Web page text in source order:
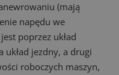
(mają
napędu we
poprzez układ
układ jezdny, a drugi
roboczych maszyn,